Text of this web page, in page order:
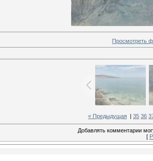
Просмотреть
« Предыдущая 35 36
Добавлять комментарии
[